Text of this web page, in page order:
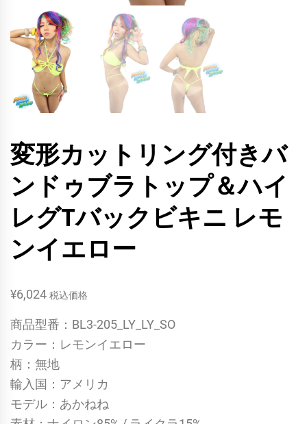
変形カットリング付きバ
ンドゥブラトップ＆ハイ
レグTバックビキニ レモ
ンイエロー
¥6,024 税込価格
商品型番：BL3-205_LY_LY_SO
カラー：レモンイエロー
柄：無地
輸入国：アメリカ
モデル：あかねね